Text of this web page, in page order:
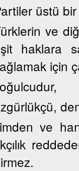
üstü
ve
haklara
için
ve